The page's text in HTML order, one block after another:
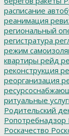
расписание
реанимация
региональный
регистратура
режим
квартиры рейд
реконструкция
реорганизация
ритуальные
Родительский
Ропотребнадзор
Роскачество